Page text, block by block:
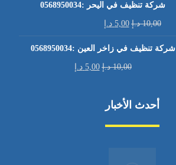
شركة تنظيف في اليحر :0568950034
10,00 د.إ 5,00 د.إ
شركة تنظيف في زاخر العين :0568950034
10,00 د.إ 5,00 د.إ
أحدث الأخبار